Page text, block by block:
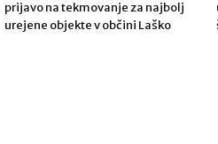
prijavo na tekmovanje za najbolj
urejene objekte v občini Laško